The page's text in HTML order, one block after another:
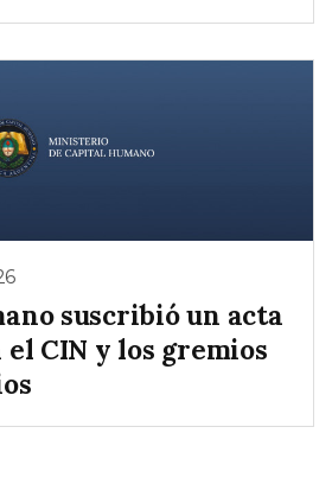
suscribió un acta
el CIN y los gremios